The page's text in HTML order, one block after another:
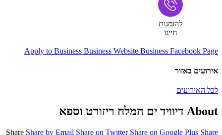
להזמנות
חייגו
Apply to Business Business Website Business Facebook Page
אירועים באזור
לכל האירועים
About דיוויד ים המלח ריזורט וספא
Share Share by Email Share on Twitter Share on Google Plus Share